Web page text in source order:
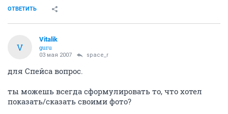
ОТВЕТИТЬ
V
Vitalik
guru
03 мая 2007 space_r
для Спейса вопрос.
ты можешь всегда сформулировать то, что хотел
показать/сказать своими фото?